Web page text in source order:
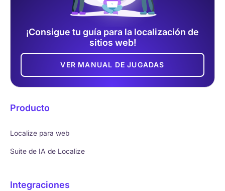
¡Consigue tu guía para la localización de
sitios web!
VER MANUAL DE JUGADAS
Producto
Localize para web
Suite de IA de Localize
Integraciones